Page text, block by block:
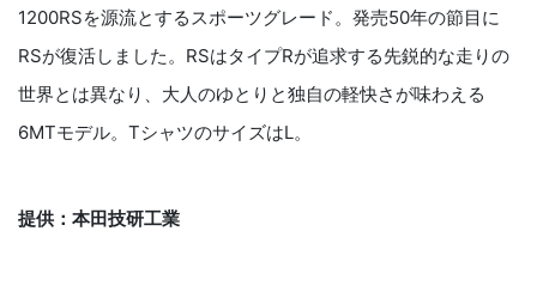
1200RSを源流とするスポーツグレード。発売50年の節目に
RSが復活しました。RSはタイプRが追求する先鋭的な走りの
世界とは異なり、大人のゆとりと独自の軽快さが味わえる
6MTモデル。TシャツのサイズはL。
提供：本田技研工業